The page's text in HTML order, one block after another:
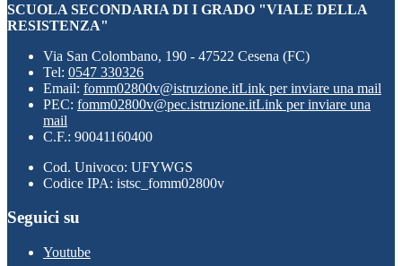
SCUOLA SECONDARIA DI I GRADO "VIALE DELLA
RESISTENZA"
Via San Colombano, 190 - 47522 Cesena (FC)
Tel: 0547 330326
Email: fomm02800v@istruzione.itLink per inviare una mail
PEC: fomm02800v@pec.istruzione.itLink per inviare una
mail
C.F.: 90041160400
Cod. Univoco: UFYWGS
Codice IPA: istsc_fomm02800v
Seguici su
Youtube